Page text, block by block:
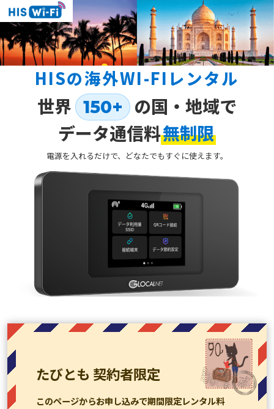
HISの海外WI-FIレンタル
世界 150+
の国・地域で
データ通信料無制限
電源を入れるだけで、どなたでもすぐに使えます。
たびとも 契約者限定
このページからお申し込みで期間限定レンタル料